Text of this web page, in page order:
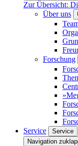
Zur Übersicht:
Über uns
Forschung
Service
Service
Navigation